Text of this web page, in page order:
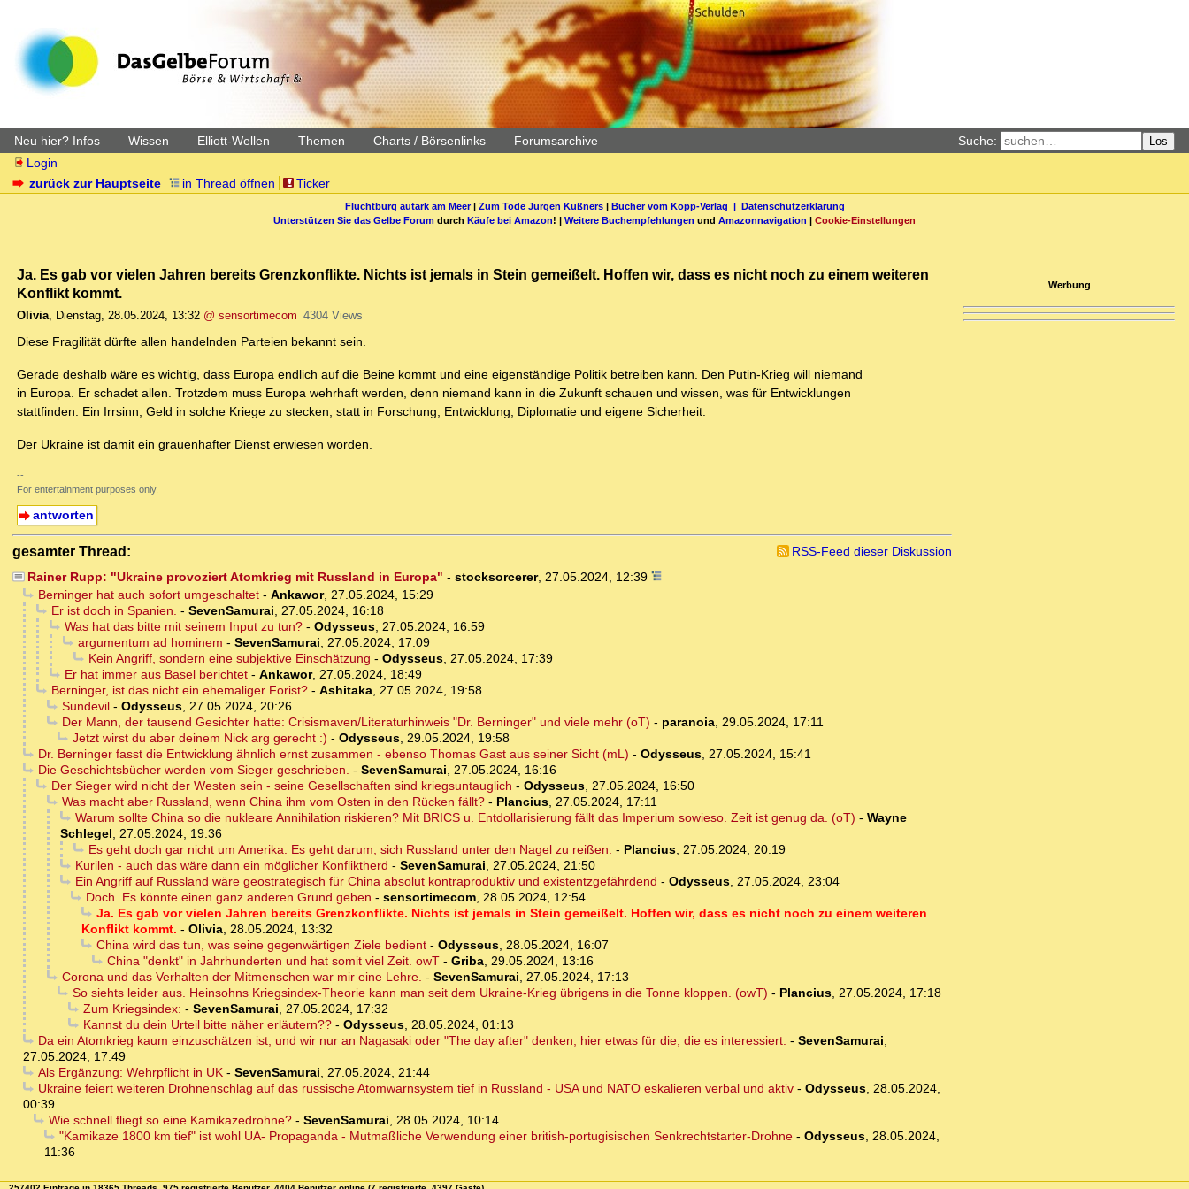
Neu hier? Infos Wissen Elliott-Wellen Themen Charts / Börsenlinks Forumsarchive Suche: Los
Login
zurück zur Hauptseite
in Thread öffnen Ticker
Fluchtburg autark am Meer| Zum Tode Jürgen Küßners| Bücher vom Kopp-Verlag | Datenschutzerklärung
Unterstützen Sie das Gelbe Forum durch Käufe bei Amazon! | Weitere Buchempfehlungen und Amazonnavigation | Cookie-Einstellungen
Ja. Es gab vor vielen Jahren bereits Grenzkonflikte. Nichts ist jemals in Stein gemeißelt. Hoffen wir, dass es nicht noch zu einem weiteren
Konflikt kommt.
Olivia, Dienstag, 28.05.2024, 13:32 @ sensortimecom 4304 Views
Diese Fragilität dürfte allen handelnden Parteien bekannt sein.
Gerade deshalb wäre es wichtig, dass Europa endlich auf die Beine kommt und eine eigenständige Politik betreiben kann. Den Putin-Krieg will niemand
in Europa. Er schadet allen. Trotzdem muss Europa wehrhaft werden, denn niemand kann in die Zukunft schauen und wissen, was für Entwicklungen
stattfinden. Ein Irrsinn, Geld in solche Kriege zu stecken, statt in Forschung, Entwicklung, Diplomatie und eigene Sicherheit.
Der Ukraine ist damit ein grauenhafter Dienst erwiesen worden.
--
For entertainment purposes only.
antworten
gesamter Thread:
RSS-Feed dieser Diskussion
Rainer Rupp: "Ukraine provoziert Atomkrieg mit Russland in Europa" - stocksorcerer, 27.05.2024, 12:39
Berninger hat auch sofort umgeschaltet- Ankawor, 27.05.2024, 15:29
Er ist doch in Spanien. - SevenSamurai, 27.05.2024, 16:18
Was hat das bitte mit seinem Input zu tun?- Odysseus, 27.05.2024, 16:59
argumentum ad hominem - SevenSamurai, 27.05.2024, 17:09
Kein Angriff, sondern eine subjektive Einschätzung - Odysseus, 27.05.2024, 17:39
Er hat immer aus Basel berichtet- Ankawor, 27.05.2024, 18:49
Berninger, ist das nicht ein ehemaliger Forist?- Ashitaka, 27.05.2024, 19:58
Sundevil- Odysseus, 27.05.2024, 20:26
Der Mann, der tausend Gesichter hatte: Crisismaven/Literaturhinweis "Dr. Berninger" und viele mehr (oT) - paranoia, 29.05.2024, 17:11
Jetzt wirst du aber deinem Nick arg gerecht :) - Odysseus, 29.05.2024, 19:58
Dr. Berninger fasst die Entwicklung ähnlich ernst zusammen - ebenso Thomas Gast aus seiner Sicht (mL) - Odysseus, 27.05.2024, 15:41
Die Geschichtsbücher werden vom Sieger geschrieben. - SevenSamurai, 27.05.2024, 16:16
Der Sieger wird nicht der Westen sein - seine Gesellschaften sind kriegsuntauglich - Odysseus, 27.05.2024, 16:50
Was macht aber Russland, wenn China ihm vom Osten in den Rücken fällt?- Plancius, 27.05.2024, 17:11
Warum sollte China so die nukleare Annihilation riskieren? Mit BRICS u. Entdollarisierung fällt das Imperium sowieso. Zeit ist genug da. (oT) - Wayne
Schlegel, 27.05.2024, 19:36
Es geht doch gar nicht um Amerika. Es geht darum, sich Russland unter den Nagel zu reißen. - Plancius, 27.05.2024, 20:19
Kurilen - auch das wäre dann ein möglicher Konfliktherd - SevenSamurai, 27.05.2024, 21:50
Ein Angriff auf Russland wäre geostrategisch für China absolut kontraproduktiv und existentzgefährdend - Odysseus, 27.05.2024, 23:04
Doch. Es könnte einen ganz anderen Grund geben - sensortimecom, 28.05.2024, 12:54
Ja. Es gab vor vielen Jahren bereits Grenzkonflikte. Nichts ist jemals in Stein gemeißelt. Hoffen wir, dass es nicht noch zu einem weiteren
Konflikt kommt. - Olivia, 28.05.2024, 13:32
China wird das tun, was seine gegenwärtigen Ziele bedient- Odysseus, 28.05.2024, 16:07
China "denkt" in Jahrhunderten und hat somit viel Zeit. owT- Griba, 29.05.2024, 13:16
Corona und das Verhalten der Mitmenschen war mir eine Lehre. - SevenSamurai, 27.05.2024, 17:13
So siehts leider aus. Heinsohns Kriegsindex-Theorie kann man seit dem Ukraine-Krieg übrigens in die Tonne kloppen. (owT) - Plancius, 27.05.2024, 17:18
Zum Kriegsindex: - SevenSamurai, 27.05.2024, 17:32
Kannst du dein Urteil bitte näher erläutern??- Odysseus, 28.05.2024, 01:13
Da ein Atomkrieg kaum einzuschätzen ist, und wir nur an Nagasaki oder "The day after" denken, hier etwas für die, die es interessiert. - SevenSamurai,
27.05.2024, 17:49
Als Ergänzung: Wehrpflicht in UK- SevenSamurai, 27.05.2024, 21:44
Ukraine feiert weiteren Drohnenschlag auf das russische Atomwarnsystem tief in Russland - USA und NATO eskalieren verbal und aktiv- Odysseus, 28.05.2024,
00:39
Wie schnell fliegt so eine Kamikazedrohne?- SevenSamurai, 28.05.2024, 10:14
"Kamikaze 1800 km tief" ist wohl UA- Propaganda - Mutmaßliche Verwendung einer british-portugisischen Senkrechtstarter-Drohne- Odysseus, 28.05.2024,
11:36
Werbung